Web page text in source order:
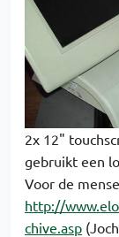
2x 12"
gebruikt een
Voor de
http://
chive.asp